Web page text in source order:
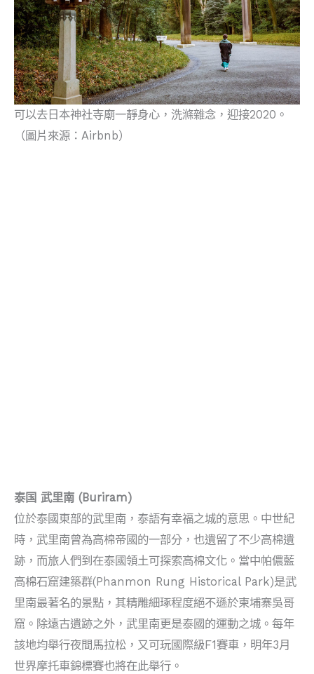
可以去日本神社寺廟一靜身心，洗滌雜念，迎接2020。
（圖片來源：Airbnb）
泰国 武里南 (Buriram)
位於泰國東部的武里南，泰語有幸福之城的意思。中世紀
時，武里南曾為高棉帝國的一部分，也遺留了不少高棉遺
跡，而旅人們到在泰國領土可探索高棉文化。當中帕儂藍
高棉石窟建築群(Phanmon Rung Historical Park)是武
里南最著名的景點，其精雕細琢程度絕不遜於柬埔寨吳哥
窟。除遠古遺跡之外，武里南更是泰國的運動之城。每年
該地均舉行夜間馬拉松，又可玩國際級F1賽車，明年3月
世界摩托車錦標賽也將在此舉行。